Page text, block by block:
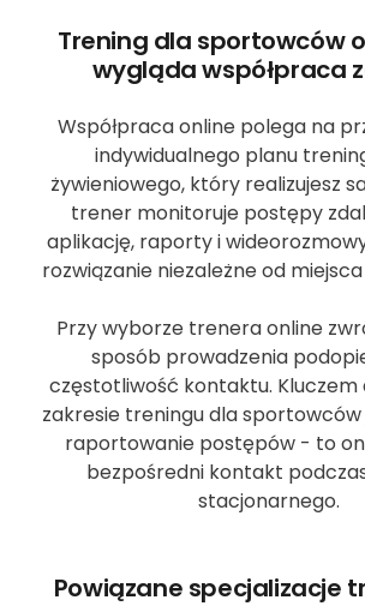
Trening dla sportowców
wygląda współpraca
Współpraca online polega na
indywidualnego planu
żywieniowego, który realizujesz
trener monitoruje postępy
aplikację, raporty i
rozwiązanie niezależne od
Przy wyborze trenera online
sposób prowadzenia
częstotliwość kontaktu.
zakresie treningu dla
raportowanie postępów - to
bezpośredni kontakt
stacjonarnego.
Powiązane specjalizacje